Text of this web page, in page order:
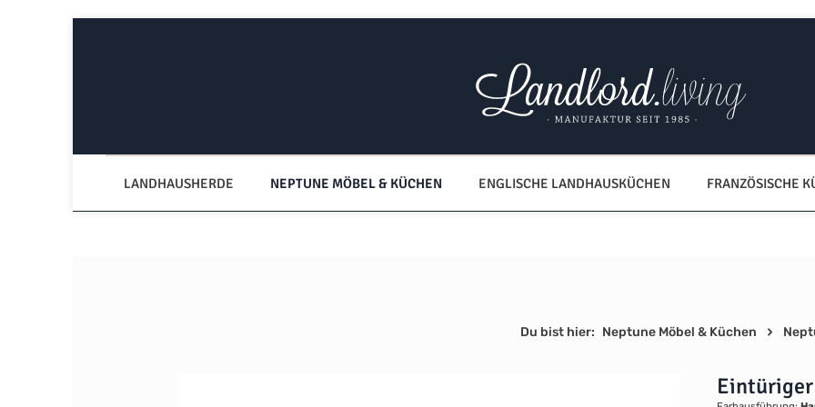
LANDHAUSHERDE NEPTUNE MÖBEL & KÜCHEN ENGLISCHE LANDHAUSKÜCHEN FRANZÖSISCHE
Du bist hier: Neptune Möbel & Küchen